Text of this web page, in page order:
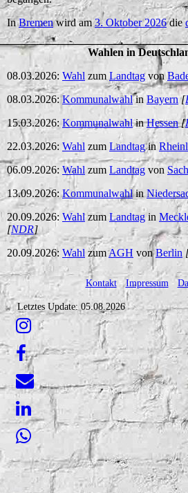
InBremenwird am3. Oktober 2026die
Wahlen in
08.03.2026: Wahl zum Landtagvon
08.03.2026:Kommunalwahlin Bayern [
15.03.2026: KommunalwahlinHessen[
22.03.2026: Wahl zum Landtagin
06.09.2026: Wahl zum Landtag von
13.09.2026:Kommunalwahlin
20.09.2026: Wahlzum Landtagin
[NDR]
20.09.2026: Wahl zumAGH vonBerlin
Kontakt-Impressum-
Letztes Update: 05.08.2026